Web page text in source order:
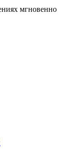
мгновенно